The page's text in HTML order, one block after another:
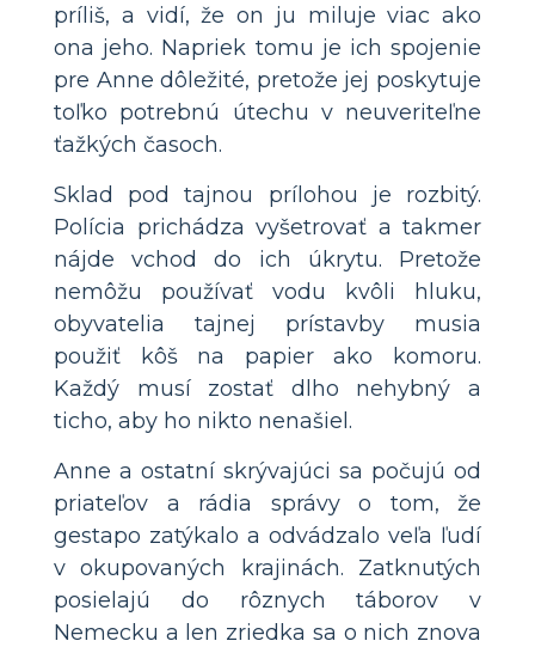
príliš, a vidí, že on ju miluje viac ako
ona jeho. Napriek tomu je ich spojenie
pre Anne dôležité, pretože jej poskytuje
toľko potrebnú útechu v neuveriteľne
ťažkých časoch.
Sklad pod tajnou prílohou je rozbitý.
Polícia prichádza vyšetrovať a takmer
nájde vchod do ich úkrytu. Pretože
nemôžu používať vodu kvôli hluku,
obyvatelia tajnej prístavby musia
použiť kôš na papier ako komoru.
Každý musí zostať dlho nehybný a
ticho, aby ho nikto nenašiel.
Anne a ostatní skrývajúci sa počujú od
priateľov a rádia správy o tom, že
gestapo zatýkalo a odvádzalo veľa ľudí
v okupovaných krajinách. Zatknutých
posielajú do rôznych táborov v
Nemecku a len zriedka sa o nich znova